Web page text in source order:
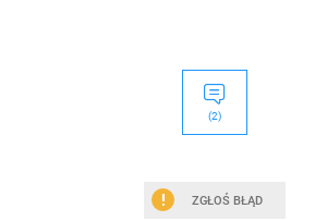
(2)
ZGŁOŚ BŁĄD